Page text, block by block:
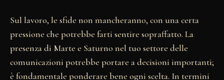
Sul lavoro, le sfide non mancheranno, con una certa
pressione che potrebbe farti sentire sopraffatto. La
presenza di Marte e Saturno nel tuo settore delle
comunicazioni potrebbe portare a decisioni importanti;
è fondamentale ponderare bene ogni scelta. In termini